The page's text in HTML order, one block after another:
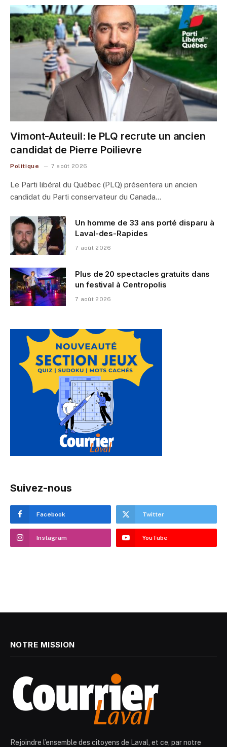
Vimont-Auteuil: le PLQ recrute un ancien
candidat de Pierre Poilievre
Politique 7 août 2026
Le Parti libéral du Québec (PLQ) présentera un ancien
candidat du Parti conservateur du Canada…
Un homme de 33 ans porté disparu à
Laval-des-Rapides
7 août 2026
Plus de 20 spectacles gratuits dans
un festival à Centropolis
7 août 2026
Suivez-nous
Facebook Twitter
Instagram YouTube
NOTRE MISSION
Rejoindre l’ensemble des citoyens de Laval, et ce, par notre